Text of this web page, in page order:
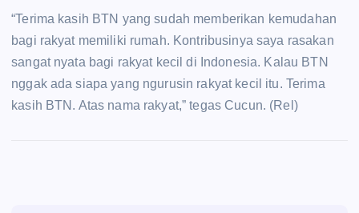
“Terima kasih BTN yang sudah memberikan kemudahan
bagi rakyat memiliki rumah. Kontribusinya saya rasakan
sangat nyata bagi rakyat kecil di Indonesia. Kalau BTN
nggak ada siapa yang ngurusin rakyat kecil itu. Terima
kasih BTN. Atas nama rakyat,” tegas Cucun. (Rel)